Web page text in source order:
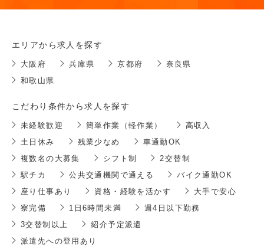
エリアから求人を探す
大阪府 兵庫県 京都府
奈良県
和歌山県
こだわり条件から求人を探す
未経験歓迎 簡単作業（軽作業）
高収入
土日休み
残業少なめ
車通勤OK
複数名の大募集
シフト制
2交替制
駅チカ
公共交通機関で通える
バイク通勤OK
座り仕事あり
資格・経験を活かす
大手で安心
寮完備
1日6時間未満
週4日以下勤務
3交替制以上
紹介予定派遣
派遣先への登用あり